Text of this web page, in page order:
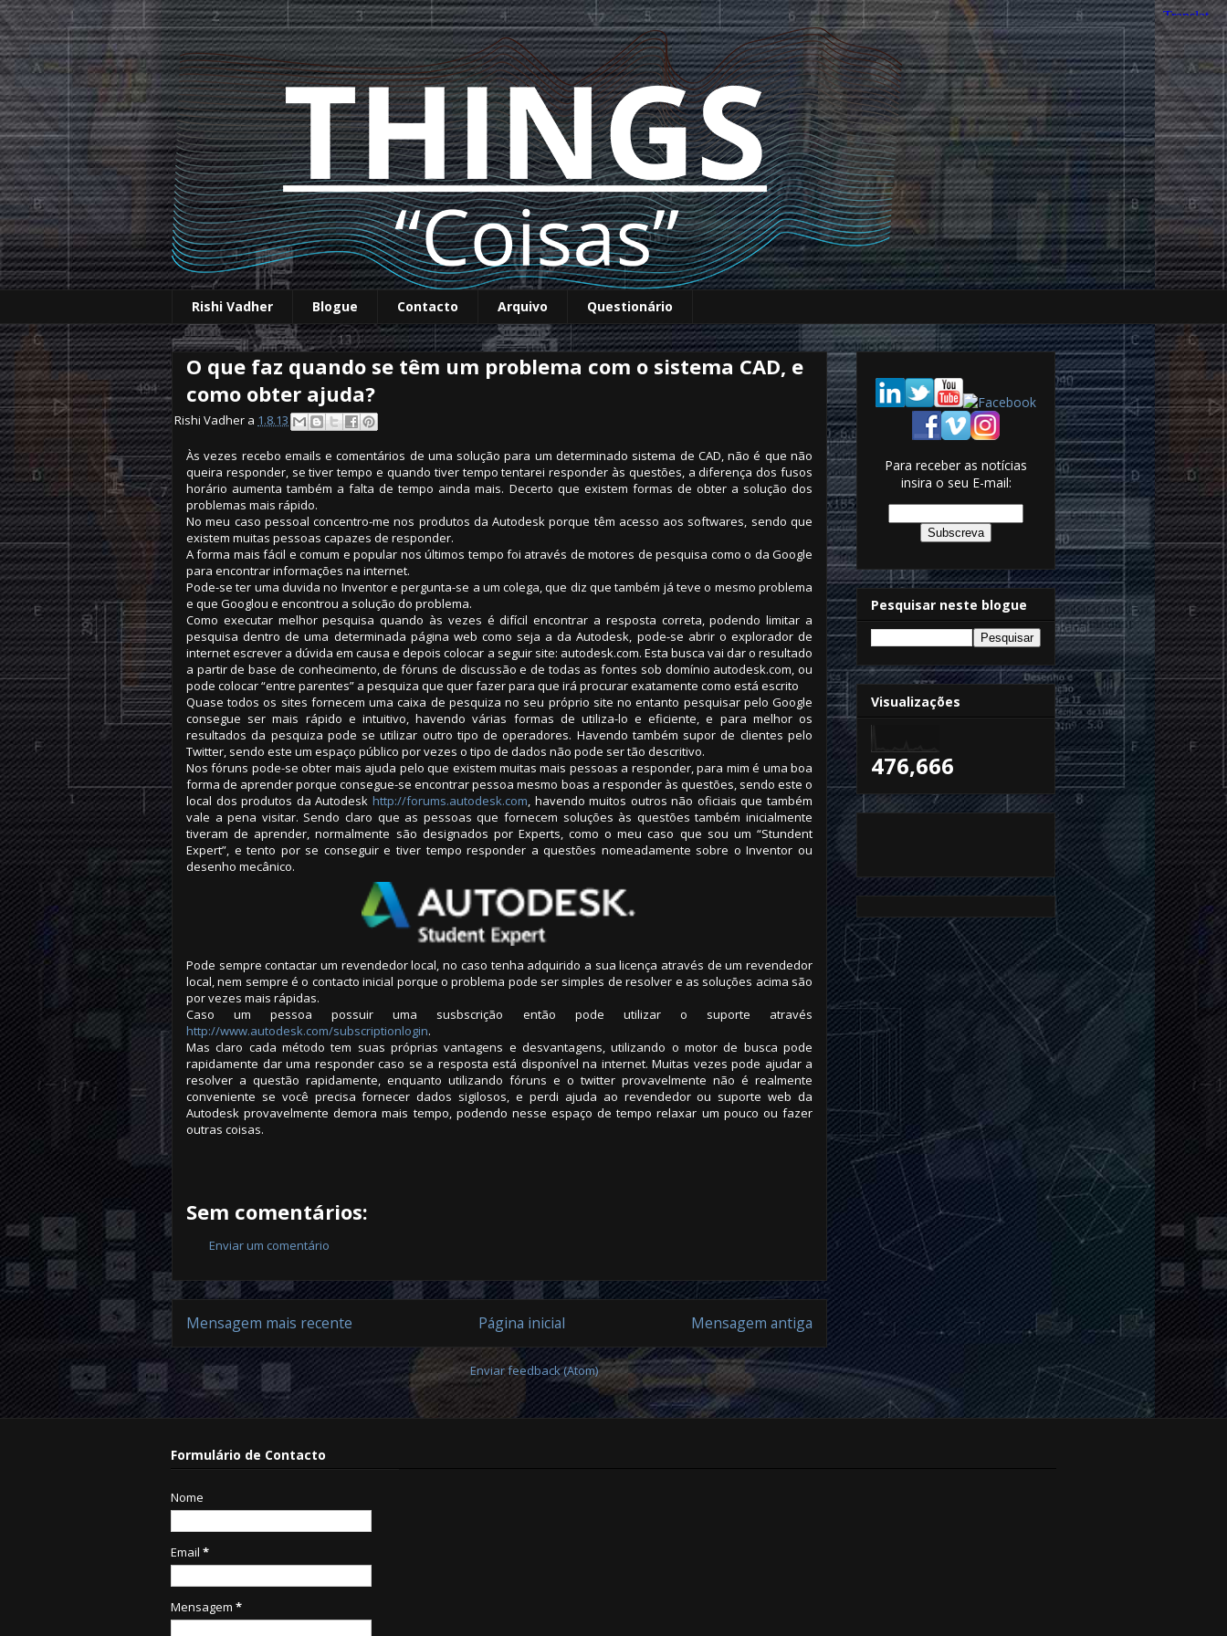
Rishi Vadher Blogue Contacto Arquivo Questionário
O que faz quando se têm um problema com o sistema CAD, e
como obter ajuda?
Rishi Vadher a 1.8.13
Às vezes recebo emails e comentários de uma solução para um determinado sistema de CAD, não é que não
queira responder, se tiver tempo e quando tiver tempo tentarei responder às questões, a diferença dos fusos
horário aumenta também a falta de tempo ainda mais. Decerto que existem formas de obter a solução dos
problemas mais rápido.
No meu caso pessoal concentro-me nos produtos da Autodesk porque têm acesso aos softwares, sendo que
existem muitas pessoas capazes de responder.
A forma mais fácil e comum e popular nos últimos tempo foi através de motores de pesquisa como o da Google
para encontrar informações na internet.
Pode-se ter uma duvida no Inventor e pergunta-se a um colega, que diz que também já teve o mesmo problema
e que Googlou e encontrou a solução do problema.
Como executar melhor pesquisa quando às vezes é difícil encontrar a resposta correta, podendo limitar a
pesquisa dentro de uma determinada página web como seja a da Autodesk, pode-se abrir o explorador de
internet escrever a dúvida em causa e depois colocar a seguir site: autodesk.com. Esta busca vai dar o resultado
a partir de base de conhecimento, de fóruns de discussão e de todas as fontes sob domínio autodesk.com, ou
pode colocar “entre parentes” a pesquiza que quer fazer para que irá procurar exatamente como está escrito
Quase todos os sites fornecem uma caixa de pesquiza no seu próprio site no entanto pesquisar pelo Google
consegue ser mais rápido e intuitivo, havendo várias formas de utiliza-lo e eficiente, e para melhor os
resultados da pesquiza pode se utilizar outro tipo de operadores. Havendo também supor de clientes pelo
Twitter, sendo este um espaço público por vezes o tipo de dados não pode ser tão descritivo.
Nos fóruns pode-se obter mais ajuda pelo que existem muitas mais pessoas a responder, para mim é uma boa
forma de aprender porque consegue-se encontrar pessoa mesmo boas a responder às questões, sendo este o
local dos produtos da Autodesk http://forums.autodesk.com, havendo muitos outros não oficiais que também
vale a pena visitar. Sendo claro que as pessoas que fornecem soluções às questões também inicialmente
tiveram de aprender, normalmente são designados por Experts, como o meu caso que sou um “Stundent
Expert”, e tento por se conseguir e tiver tempo responder a questões nomeadamente sobre o Inventor ou
desenho mecânico.
Pode sempre contactar um revendedor local, no caso tenha adquirido a sua licença através de um revendedor
local, nem sempre é o contacto inicial porque o problema pode ser simples de resolver e as soluções acima são
por vezes mais rápidas.
Caso um pessoa possuir uma susbscrição então pode utilizar o suporte através
http://www.autodesk.com/subscriptionlogin.
Mas claro cada método tem suas próprias vantagens e desvantagens, utilizando o motor de busca pode
rapidamente dar uma responder caso se a resposta está disponível na internet. Muitas vezes pode ajudar a
resolver a questão rapidamente, enquanto utilizando fóruns e o twitter provavelmente não é realmente
conveniente se você precisa fornecer dados sigilosos, e perdi ajuda ao revendedor ou suporte web da
Autodesk provavelmente demora mais tempo, podendo nesse espaço de tempo relaxar um pouco ou fazer
outras coisas.
Sem comentários:
Enviar um comentário
Mensagem mais recente Mensagem antiga
Página inicial
Subscrever:Enviar feedback (Atom)
Para receber as notícias
insira o seu E-mail:
Pesquisar neste blogue
Visualizações
476,666
Formulário de Contacto
Nome
Email *
Mensagem *